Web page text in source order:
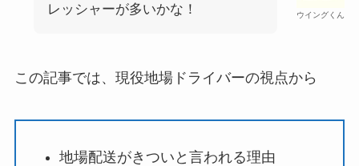
ウイングくん
レッシャーが多いかな！
この記事では、現役地場ドライバーの視点から
地場配送がきついと言われる理由